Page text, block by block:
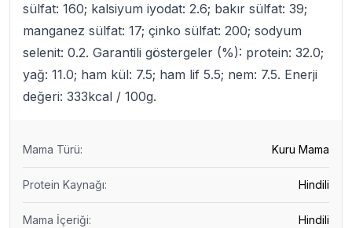
sülfat: 160; kalsiyum iyodat: 2.6; bakır sülfat: 39;
manganez sülfat: 17; çinko sülfat: 200; sodyum
selenit: 0.2. Garantili göstergeler (%): protein: 32.0;
yağ: 11.0; ham kül: 7.5; ham lif 5.5; nem: 7.5. Enerji
değeri: 333kcal / 100g.
Mama Türü: Kuru Mama
Protein Kaynağı: Hindili
Mama İçeriği: Hindili